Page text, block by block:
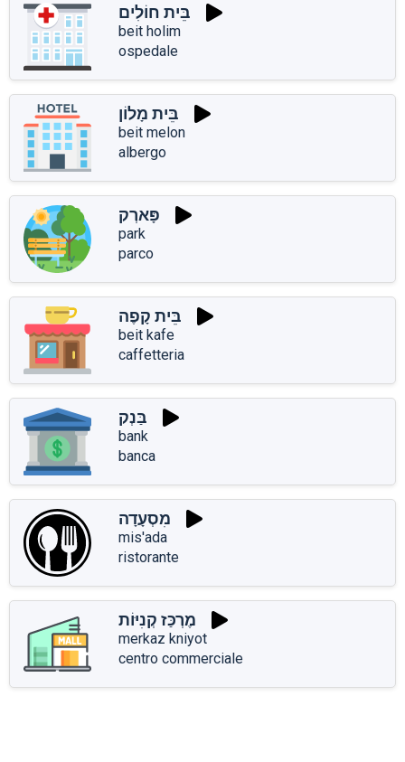
בֵּית חוֹלִים
beit holim
ospedale
בֵּית מָלוֹן
beit melon
albergo
פָּארְק
park
parco
בֵּית קָפֶה
beit kafe
caffetteria
בַּנְק
bank
banca
מִסְעָדָה
mis'ada
ristorante
מֶרְכַּז קְנִיּוֹת
merkaz kniyot
centro commerciale